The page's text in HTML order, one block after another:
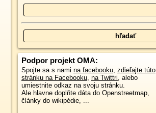
Podpor projekt OMA:
Spojte sa s nami na facebooku, zdieľajte túto
stránku na Facebooku, na Twittri, alebo
umiestnite odkaz na svoju stránku.
Ale hlavne doplňte dáta do Openstreetmap,
články do wikipédie, ...